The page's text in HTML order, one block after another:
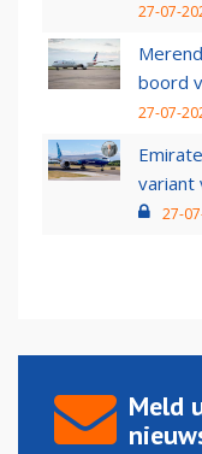
27-07-
boord
27-07-
variant
27-
Meld